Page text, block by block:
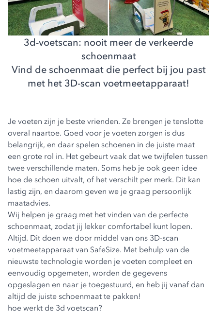
3d-voetscan: nooit meer de verkeerde
schoenmaat
Vind de schoenmaat die perfect bij jou past
met het 3D-scan voetmeetapparaat!
Je voeten zijn je beste vrienden. Ze brengen je tenslotte
overal naartoe. Goed voor je voeten zorgen is dus
belangrijk, en daar spelen schoenen in de juiste maat
een grote rol in. Het gebeurt vaak dat we twijfelen tussen
twee verschillende maten. Soms heb je ook geen idee
hoe de schoen uitvalt, of het verschilt per merk. Dit kan
lastig zijn, en daarom geven we je graag persoonlijk
maatadvies.
Wij helpen je graag met het vinden van de perfecte
schoenmaat, zodat jij lekker comfortabel kunt lopen.
Altijd. Dit doen we door middel van ons 3D-scan
voetmeetapparaat van SafeSize. Met behulp van de
nieuwste technologie worden je voeten compleet en
eenvoudig opgemeten, worden de gegevens
opgeslagen en naar je toegestuurd, en heb jij vanaf dan
altijd de juiste schoenmaat te pakken!
hoe werkt de 3d voetscan?